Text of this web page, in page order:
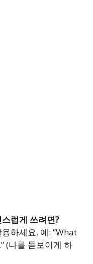
럽게 쓰려면?
하세요. 예: “What
(나를 돋보이게 하